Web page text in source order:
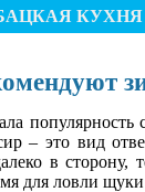
КУХНЯ
это вид
в
для ловли